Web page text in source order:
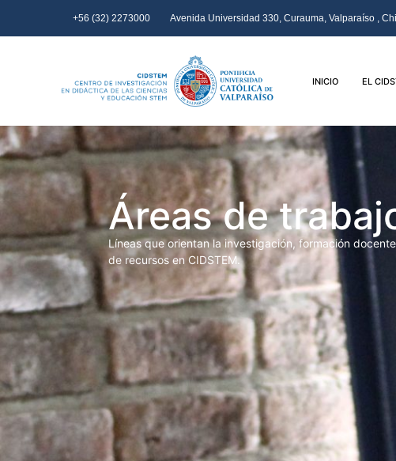
+56 (32) 2273000 Avenida Universidad 330, Curauma, Valparaíso ,
INICIO EL
Áreas de
Líneas que orientan la investigación, formación
de recursos en CIDSTEM.